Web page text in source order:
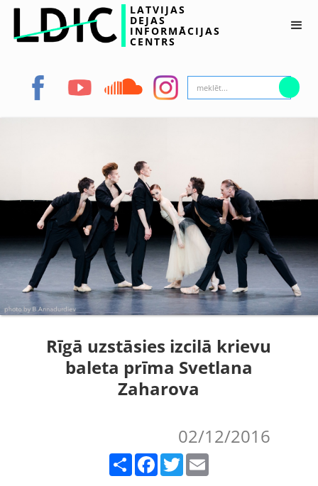
LATVIJAS
DEJAS
INFORMĀCIJAS
CENTRS
Rīgā uzstāsies izcilā krievu
baleta prīma Svetlana
Zaharova
02/12/2016
Facebook Twitter